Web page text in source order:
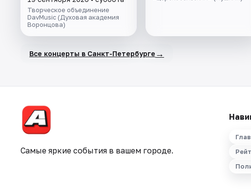
Творческое объединение
DavMusic (Духовая академия
Воронцова)
Все концерты в Санкт-Петербурге →
Самые яркие события в вашем городе.